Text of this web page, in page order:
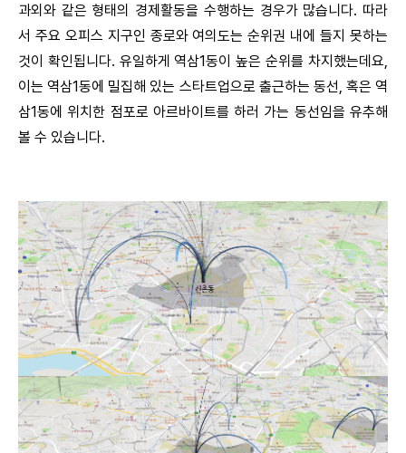
과외와 같은 형태의 경제활동을 수행하는 경우가 많습니다. 따라
서 주요 오피스 지구인 종로와 여의도는 순위권 내에 들지 못하는
것이 확인됩니다. 유일하게 역삼1동이 높은 순위를 차지했는데요,
이는 역삼1동에 밀집해 있는 스타트업으로 출근하는 동선, 혹은 역
삼1동에 위치한 점포로 아르바이트를 하러 가는 동선임을 유추해
볼 수 있습니다.